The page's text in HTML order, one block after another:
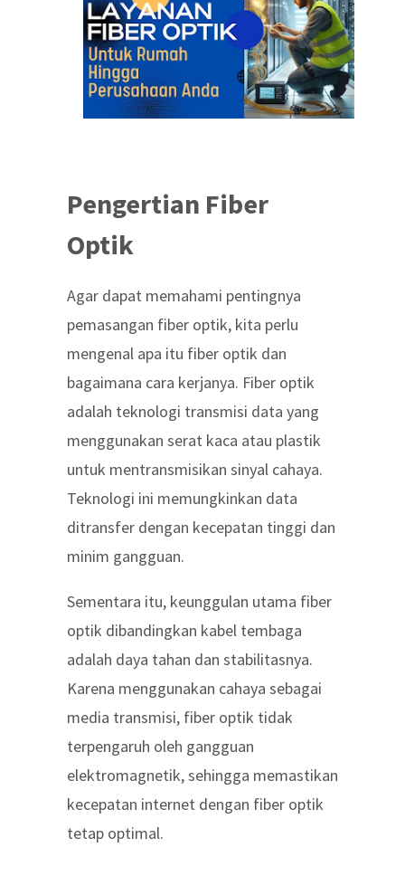
Pengertian Fiber
Optik
Agar dapat memahami pentingnya
pemasangan fiber optik, kita perlu
mengenal apa itu fiber optik dan
bagaimana cara kerjanya. Fiber optik
adalah teknologi transmisi data yang
menggunakan serat kaca atau plastik
untuk mentransmisikan sinyal cahaya.
Teknologi ini memungkinkan data
ditransfer dengan kecepatan tinggi dan
minim gangguan.
Sementara itu, keunggulan utama fiber
optik dibandingkan kabel tembaga
adalah daya tahan dan stabilitasnya.
Karena menggunakan cahaya sebagai
media transmisi, fiber optik tidak
terpengaruh oleh gangguan
elektromagnetik, sehingga memastikan
kecepatan internet dengan fiber optik
tetap optimal.